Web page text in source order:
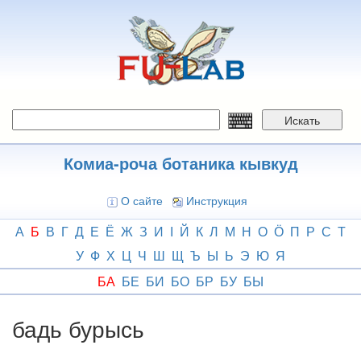
Искать
Комиа-роча ботаника кывкуд
О сайте Инструкция
А Б В Г Д Е Ё Ж З И І Й К Л М Н О Ӧ П Р С Т
У Ф Х Ц Ч Ш Щ Ъ Ы Ь Э Ю Я
БА БЕ БИ БО БР БУ БЫ
бадь бурысь